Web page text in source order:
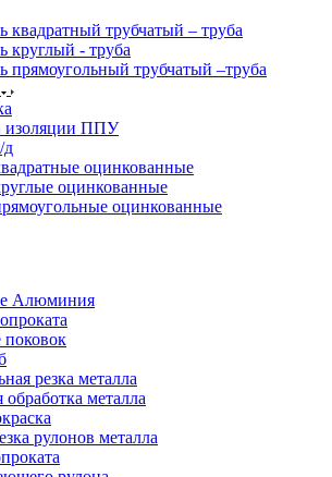
квадратный трубчатый – труба
круглый - труба
прямоугольный трубчатый –труба
изоляции ППУ
д
оцинкованные
оцинкованные
оцинкованные
Алюминия
поковок
резка металла
металла
рулонов металла